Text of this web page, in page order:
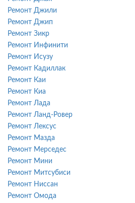
Ремонт Джили
Ремонт Джип
Ремонт Зикр
Ремонт Инфинити
Ремонт Исузу
Ремонт Кадиллак
Ремонт Каи
Ремонт Киа
Ремонт Лада
Ремонт Ланд-Ровер
Ремонт Лексус
Ремонт Мазда
Ремонт Мерседес
Ремонт Мини
Ремонт Митсубиси
Ремонт Ниссан
Ремонт Омода